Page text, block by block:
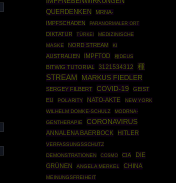
QUERDENKEN
MRNA-
IMPFSCHADEN
PARANORMALER ORT
DIKTATUR TÜRKEI
MEDIZINISCHE
MASKE
NORD STREAM KI
AUSTRALIEN IMPFTOD 種DEUS
BITWIG TUTORIAL 3121534312
種
STREAM
MARKUS FIEDLER
SERGEY FILBERT COVID-19
GEIST
EU
POLARITY NATO-AKTE
NEW YORK
WILHELM DOMKE-SCHULZ
MODRNA-
GENTHERAPIE
CORONAVIRUS
ANNALENA BAERBOCK HITLER
VERFASSUNGSSCHUTZ
DEMONSTRATIONEN
COSMO CIA
DIE
GRÜNEN
ANGELA MERKEL CHINA
MEINUNGSFREIHEIT